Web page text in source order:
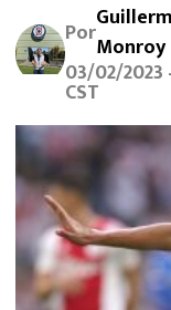
FUTBOL
MEXICANOS EN EL
FUTBOL ESTUFA
FÓRMULA 1
BOXEO
LIGA MX
PorMonroy
03/02/2023
CST